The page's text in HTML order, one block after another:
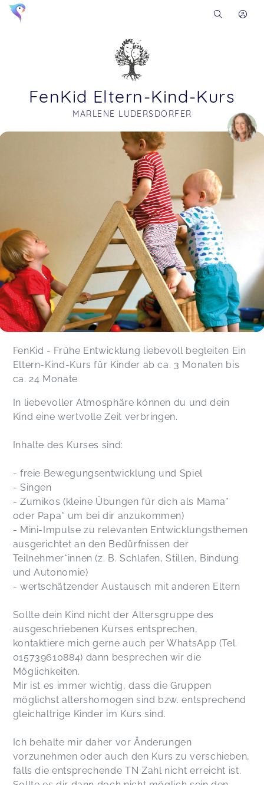
FenKid Eltern-Kind-Kurs
MARLENE LUDERSDORFER
Soon you will learn more about me here...
FenKid - Frühe Entwicklung liebevoll begleiten Ein
Eltern-Kind-Kurs für Kinder ab ca. 3 Monaten bis
ca. 24 Monate
In liebevoller Atmosphäre können du und dein
Kind eine wertvolle Zeit verbringen.
Inhalte des Kurses sind:
- freie Bewegungsentwicklung und Spiel
- Singen
- Zumikos (kleine Übungen für dich als Mama*
oder Papa* um bei dir anzukommen)
- Mini-Impulse zu relevanten Entwicklungsthemen
ausgerichtet an den Bedürfnissen der
Teilnehmer*innen (z. B. Schlafen, Stillen, Bindung
und Autonomie)
- wertschätzender Austausch mit anderen Eltern
Sollte dein Kind nicht der Altersgruppe des
ausgeschriebenen Kurses entsprechen,
kontaktiere mich gerne auch per WhatsApp (Tel.
015739610884) dann besprechen wir die
Möglichkeiten.
Mir ist es immer wichtig, dass die Gruppen
möglichst altershomogen sind bzw. entsprechend
gleichaltrige Kinder im Kurs sind.
Ich behalte mir daher vor Änderungen
vorzunehmen oder auch den Kurs zu verschieben,
falls die entsprechende TN Zahl nicht erreicht ist.